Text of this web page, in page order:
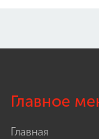
Главное
Главная